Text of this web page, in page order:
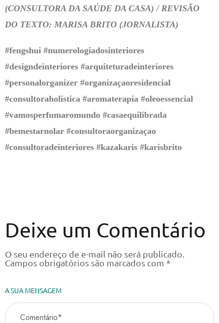
(CONSULTORA DA SAÚDE DA CASA) / REVISÃO
DO TEXTO: MARISA BRITO (JORNALISTA)
#fengshui #numerologiadosinteriores
#designdeinteriores #arquiteturadeinteriores
#personalorganizer #organizaçaoresidencial
#consultoraholistica #aromaterapia #oleoessencial
#vamosperfumaromundo #casaequilibrada
#bemestarnolar #consultoraorganizaçao
#consultoradeinteriores #kazakaris #karisbrito
Deixe um Comentário
O seu endereço de e-mail não será publicado.
Campos obrigatórios são marcados com *
A SUA MENSAGEM